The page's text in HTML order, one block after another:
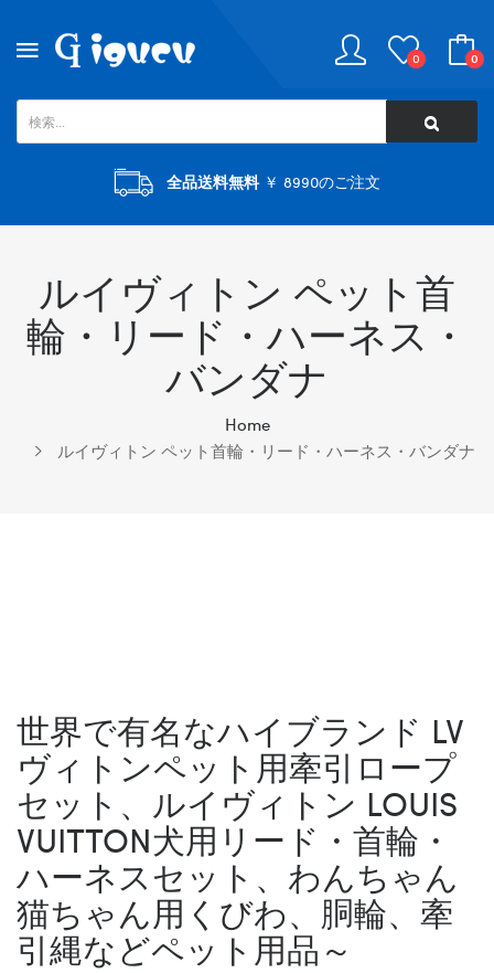
0 0
全品送料無料￥ 8990のご注文
ルイヴィトン ペット首
輪・リード・ハーネス・
バンダナ
Home
ルイヴィトン ペット首輪・リード・ハーネス・バンダナ
世界で有名なハイブランド LV
ヴィトンペット用牽引ロープ
セット、ルイヴィトン LOUIS
VUITTON犬用リード・首輪・
ハーネスセット、わんちゃん
猫ちゃん用くびわ、胴輪、牽
引縄などペット用品～